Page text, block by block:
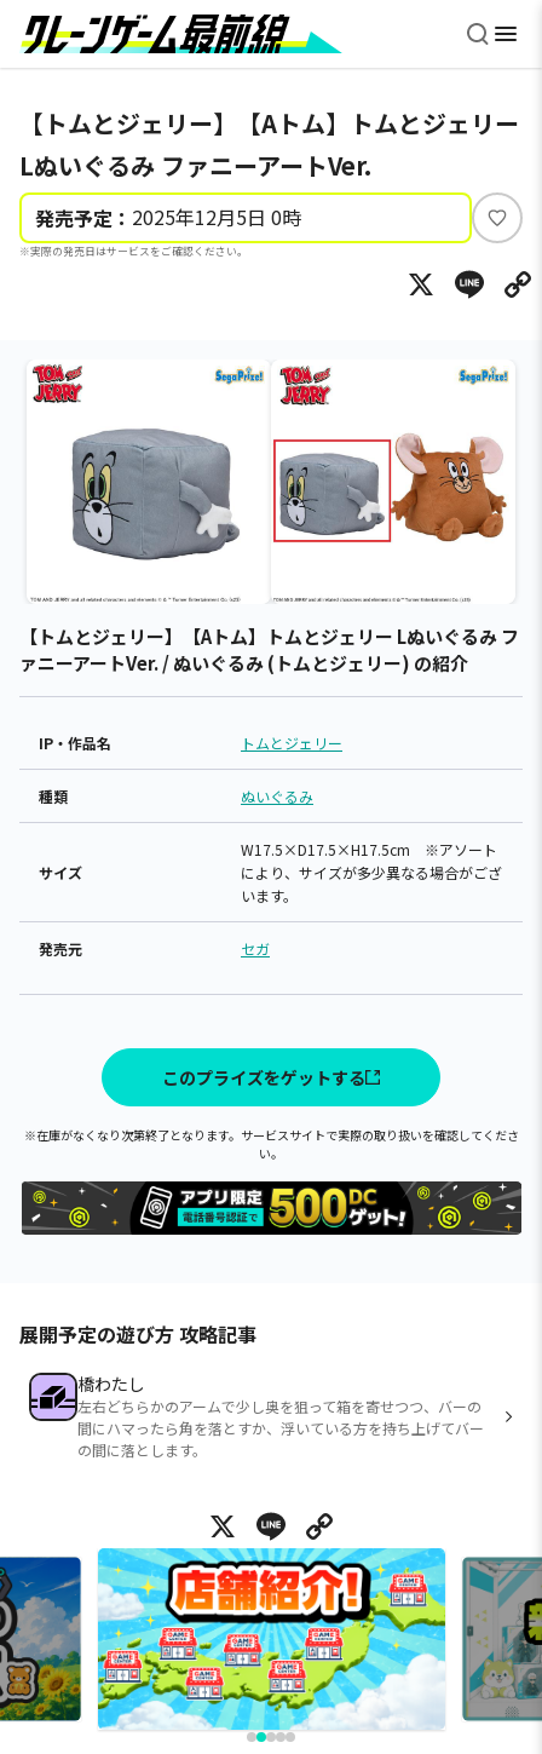
【トムとジェリー】【Aトム】トムとジェリー
Lぬいぐるみ ファニーアートVer.
発売予定： 2025年12月5日 0時
※実際の発売日はサービスをご確認ください。
い
ね
X
【トムとジェリー】【Aトム】トムとジェリー Lぬいぐるみ フ
ァニーアートVer. / ぬいぐるみ (トムとジェリー) の紹介
IP・作品名 トムとジェリー
種類 ぬいぐるみ
サイズ
W17.5×D17.5×H17.5cm ※アソート
により、サイズが多少異なる場合がござ
います。
発売元 セガ
このプライズをゲットする
※在庫がなくなり次第終了となります。サービスサイトで実際の取り扱いを確認してくださ
い。
展開予定の遊び方 攻略記事
橋わたし
左右どちらかのアームで少し奥を狙って箱を寄せつつ、バーの
間にハマったら角を落とすか、浮いている方を持ち上げてバー
の間に落とします。
X Line